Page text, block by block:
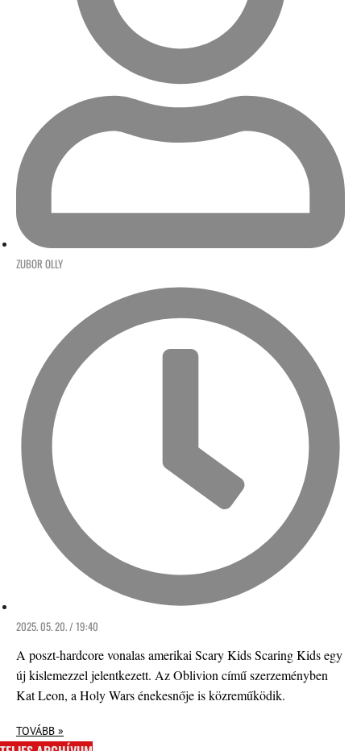
ZUBOR OLLY
2025. 05. 20. / 19:40
A poszt-hardcore vonalas amerikai Scary Kids Scaring Kids egy
új kislemezzel jelentkezett. Az Oblivion című szerzeményben
Kat Leon, a Holy Wars énekesnője is közreműködik.
TOVÁBB »